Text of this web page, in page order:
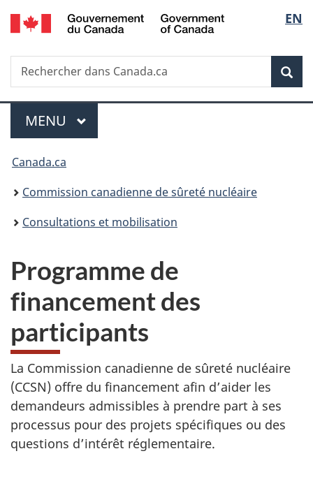
Passer
au
principal
de
la
EN
Recherche
Rechercher
dans
Menu
MENU PRINCIPAL
Vous
êtes
ici
Canada.ca
Commission canadienne de sûreté nucléaire
Consultations et mobilisation
Programme de
financement des
participants
La Commission canadienne de sûreté nucléaire
(CCSN) offre du financement afin d’aider les
demandeurs admissibles à prendre part à ses
processus pour des projets spécifiques ou des
questions d’intérêt réglementaire.